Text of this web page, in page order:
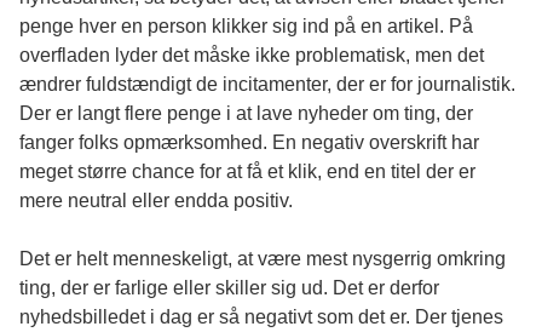
penge hver en person klikker sig ind på en artikel. På
overfladen lyder det måske ikke problematisk, men det
ændrer fuldstændigt de incitamenter, der er for journalistik.
Der er langt flere penge i at lave nyheder om ting, der
fanger folks opmærksomhed. En negativ overskrift har
meget større chance for at få et klik, end en titel der er
mere neutral eller endda positiv.
Det er helt menneskeligt, at være mest nysgerrig omkring
ting, der er farlige eller skiller sig ud. Det er derfor
nyhedsbilledet i dag er så negativt som det er. Der tjenes